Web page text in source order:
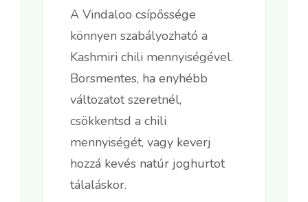
A Vindaloo csípőssége
könnyen szabályozható a
Kashmiri chili mennyiségével.
Borsmentes, ha enyhébb
változatot szeretnél,
csökkentsd a chili
mennyiségét, vagy keverj
hozzá kevés natúr joghurtot
tálaláskor.